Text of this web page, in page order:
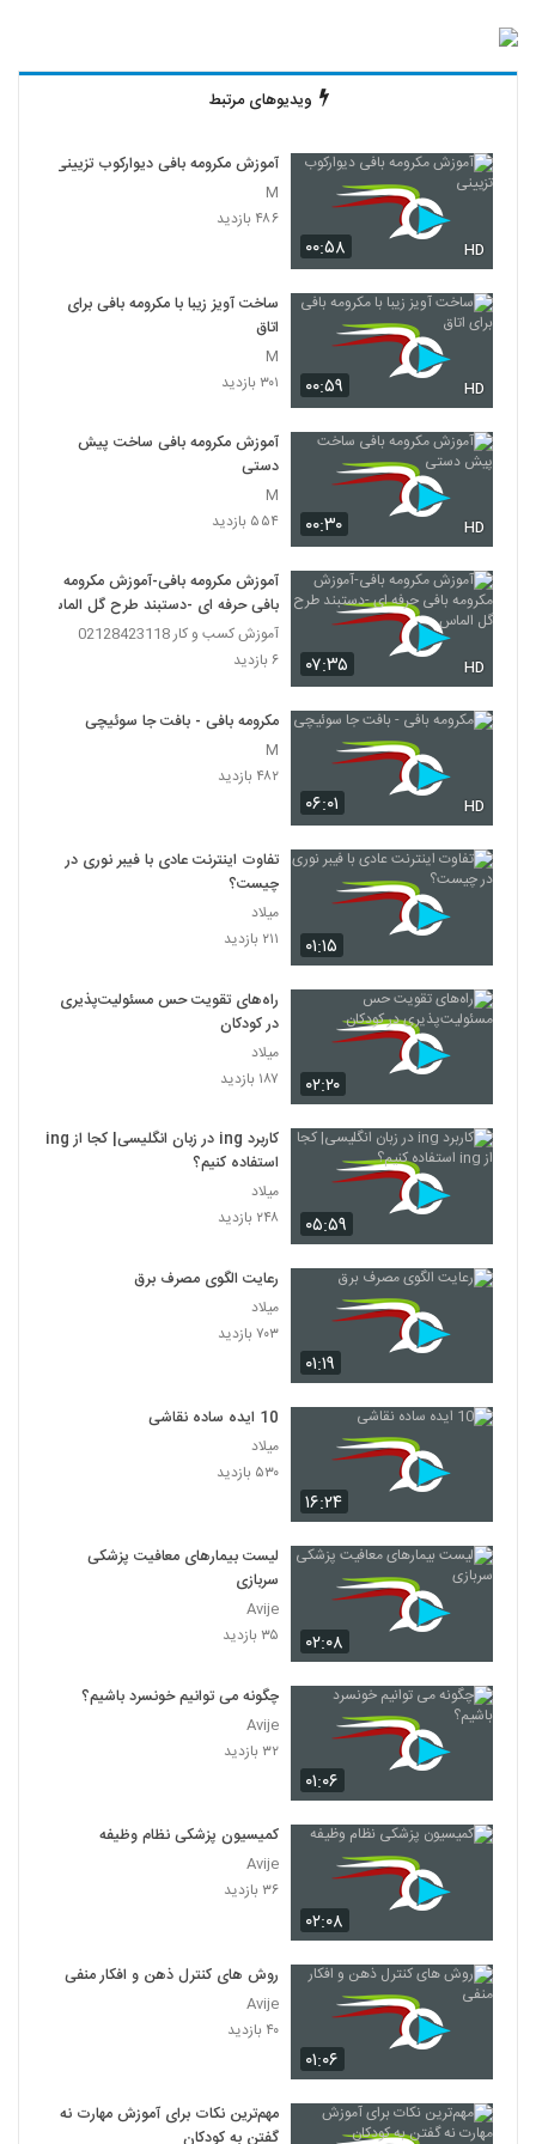
ویدیوهای مرتبط
۰۰:۵۸ HD
آموزش مکرومه بافی دیوارکوب تزیینی
M
۴۸۶ بازدید
۰۰:۵۹ HD
ساخت آویز زیبا با مکرومه بافی برای
اتاق
M
۳۰۱ بازدید
۰۰:۳۰ HD
آموزش مکرومه بافی ساخت پیش
دستی
M
۵۵۴ بازدید
۰۷:۳۵ HD
آموزش مکرومه بافی-آموزش مکرومه
بافی حرفه ای -دستبند طرح گل الماس
آموزش کسب و کار 02128423118
۶ بازدید
۰۶:۰۱ HD
مکرومه بافی - بافت جا سوئیچی
M
۴۸۲ بازدید
۰۱:۱۵
تفاوت اینترنت عادی با فیبر نوری در
چیست؟
میلاد
۲۱۱ بازدید
۰۲:۲۰
راه‌های تقویت حس مسئولیت‌پذیری
در کودکان
میلاد
۱۸۷ بازدید
۰۵:۵۹
کاربرد ing در زبان انگلیسی| کجا از ing
استفاده کنیم؟
میلاد
۲۴۸ بازدید
۰۱:۱۹
رعایت الگوی مصرف برق
میلاد
۷۰۳ بازدید
۱۶:۲۴
10 ایده ساده نقاشی
میلاد
۵۳۰ بازدید
۰۲:۰۸
لیست بیمارهای معافیت پزشکی
سربازی
Avije
۳۵ بازدید
۰۱:۰۶
چگونه می توانیم خونسرد باشیم؟
Avije
۳۲ بازدید
۰۲:۰۸
کمیسیون پزشکی نظام وظیفه
Avije
۳۶ بازدید
۰۱:۰۶
روش های کنترل ذهن و افکار منفی
Avije
۴۰ بازدید
مهم‌ترین نکات برای آموزش مهارت نه
گفتن به کودکان